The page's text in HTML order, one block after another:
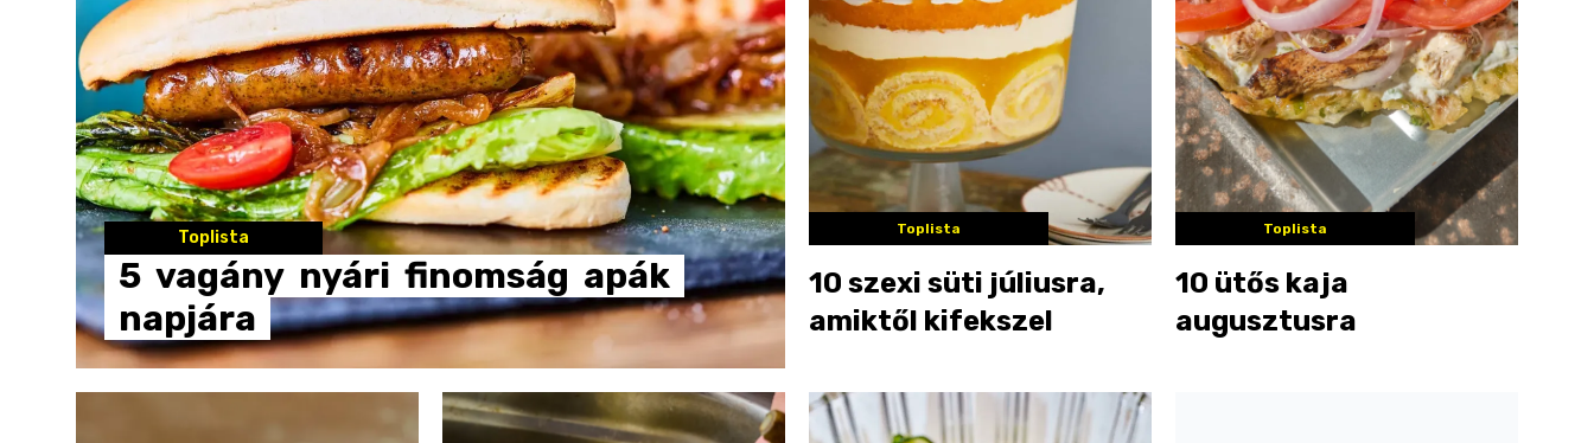
Toplista
5 vagány nyári finomság apák
napjára
Toplista
10 szexi süti júliusra,
amiktől kifekszel
Toplista
10 ütős kaja
augusztusra